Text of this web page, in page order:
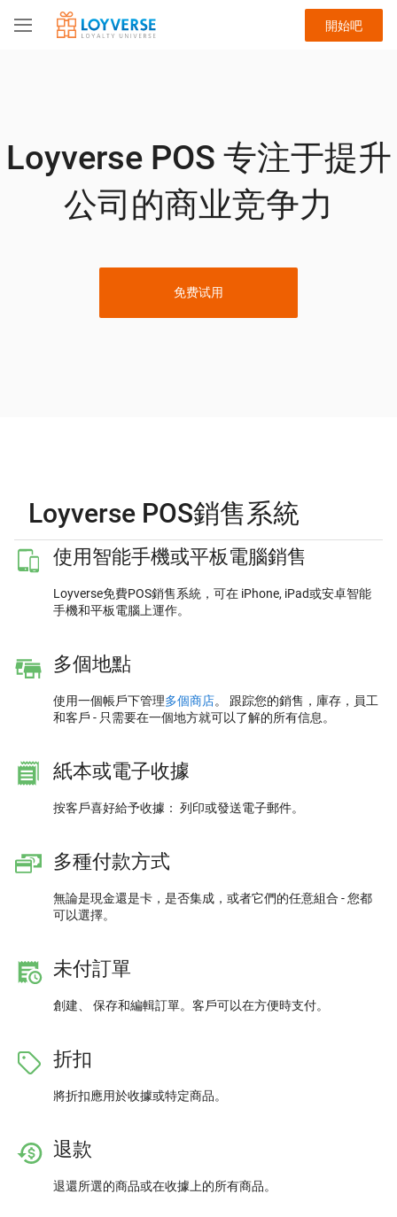
開始吧
Loyverse POS 专注于提升
公司的商业竞争力
免费试用
Loyverse POS銷售系統
使用智能手機或平板電腦銷售
Loyverse免費POS銷售系統，可在 iPhone, iPad或安卓智能
手機和平板電腦上運作。
多個地點
使用一個帳戶下管理多個商店。 跟踪您的銷售，庫存，員工
和客戶 - 只需要在一個地方就可以了解的所有信息。
紙本或電子收據
按客戶喜好給予收據： 列印或發送電子郵件。
多種付款方式
無論是現金還是卡，是否集成，或者它們的任意組合 - 您都
可以選擇。
未付訂單
創建、 保存和編輯訂單。客戶可以在方便時支付。
折扣
將折扣應用於收據或特定商品。
退款
退還所選的商品或在收據上的所有商品。